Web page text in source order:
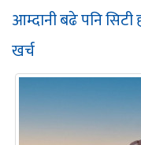
आम्दानी बढे पनि
खर्च